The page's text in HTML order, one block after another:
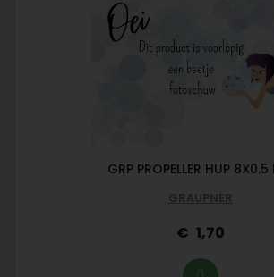
GRP PROPELLER HUP 8X0.5
GRAUPNER
1,70